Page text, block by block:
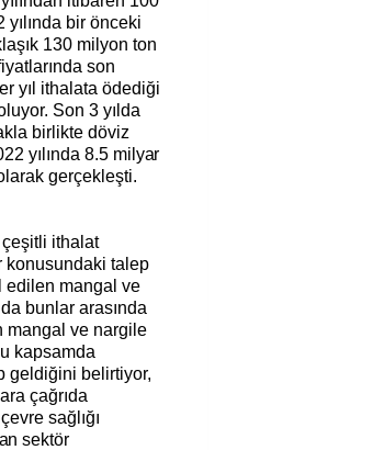
bir önceki
130 milyon ton
son
yıl ithalata ödediği
Son 3 yılda
birlikte döviz
yılında 8.5 milyar
gerçekleşti.
ithalat
konusundaki talep
edilen mangal ve
bunlar arasında
mangal ve nargile
kapsamda
geldiğini belirtiyor,
çağrıda
sağlığı
sektör